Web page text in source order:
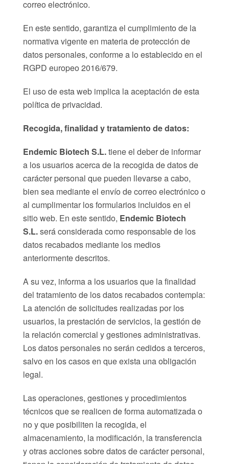
correo electrónico.
En este sentido, garantiza el cumplimiento de la
normativa vigente en materia de protección de
datos personales, conforme a lo establecido en el
RGPD europeo 2016/679.
El uso de esta web implica la aceptación de esta
política de privacidad.
Recogida, finalidad y tratamiento de datos:
Endemic Biotech S.L.tiene el deber de informar
a los usuarios acerca de la recogida de datos de
carácter personal que pueden llevarse a cabo,
bien sea mediante el envío de correo electrónico o
al cumplimentar los formularios incluidos en el
sitio web. En este sentido, Endemic Biotech
S.L.será considerada como responsable de los
datos recabados mediante los medios
anteriormente descritos.
A su vez, informa a los usuarios que la finalidad
del tratamiento de los datos recabados contempla:
La atención de solicitudes realizadas por los
usuarios, la prestación de servicios, la gestión de
la relación comercial y gestiones administrativas.
Los datos personales no serán cedidos a terceros,
salvo en los casos en que exista una obligación
legal.
Las operaciones, gestiones y procedimientos
técnicos que se realicen de forma automatizada o
no y que posibiliten la recogida, el
almacenamiento, la modificación, la transferencia
y otras acciones sobre datos de carácter personal,